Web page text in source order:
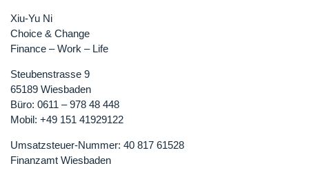
Xiu-Yu Ni
Choice & Change
Finance – Work – Life
Steubenstrasse 9
65189 Wiesbaden
Büro: 0611 – 978 48 448
Mobil: +49 151 41929122
Umsatzsteuer-Nummer: 40 817 61528
Finanzamt Wiesbaden